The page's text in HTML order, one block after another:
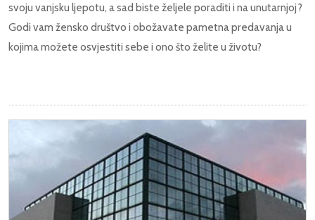
svoju vanjsku ljepotu, a sad biste željele poraditi i na unutarnjoj?
Godi vam žensko društvo i obožavate pametna predavanja u
kojima možete osvjestiti sebe i ono što želite u životu?